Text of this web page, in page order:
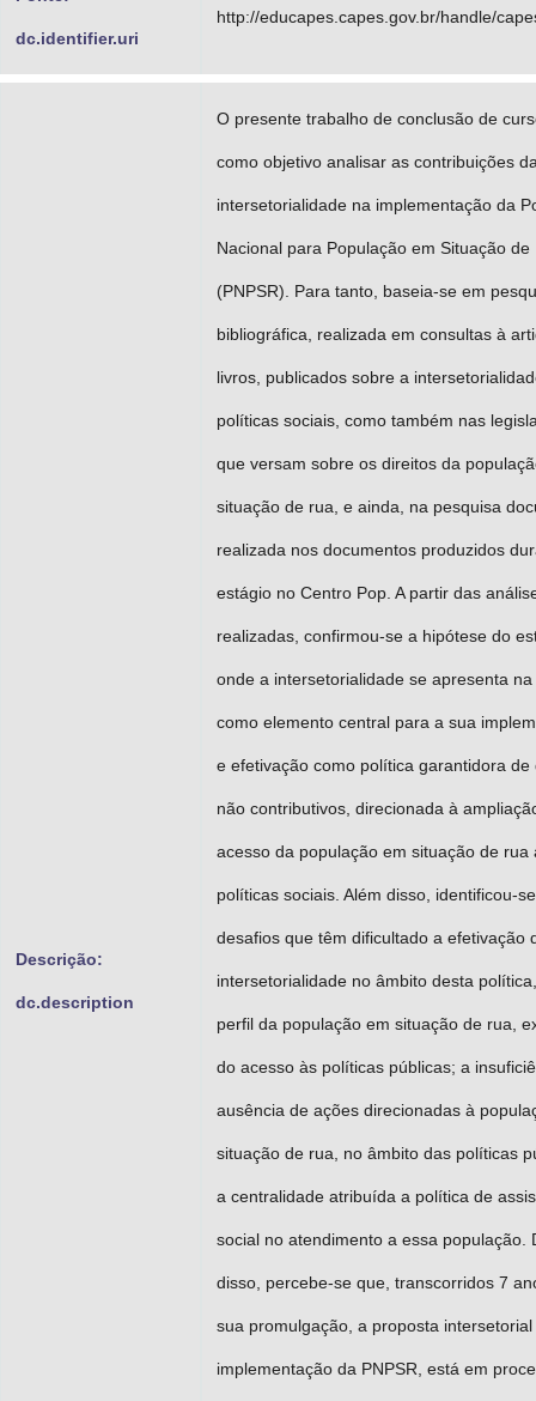
dc.identifier.uri
http://educapes.capes.gov.br/handle/
Descrição:
dc.description
O presente trabalho de conclusão de
como objetivo analisar as contribuições
intersetorialidade na implementação da
Nacional para População em Situação de
(PNPSR). Para tanto, baseia-se em
bibliográfica, realizada em consultas à
livros, publicados sobre a
políticas sociais, como também nas
que versam sobre os direitos da
situação de rua, e ainda, na pesquisa
realizada nos documentos produzidos
estágio no Centro Pop. A partir das
realizadas, confirmou-se a hipótese do
onde a intersetorialidade se apresenta na
como elemento central para a sua
e efetivação como política garantidora de
não contributivos, direcionada à
acesso da população em situação de rua
políticas sociais. Além disso, identificou-
desafios que têm dificultado a efetivação
intersetorialidade no âmbito desta
perfil da população em situação de rua,
do acesso às políticas públicas; a
ausência de ações direcionadas à
situação de rua, no âmbito das políticas
a centralidade atribuída a política de
social no atendimento a essa população.
disso, percebe-se que, transcorridos 7
sua promulgação, a proposta
implementação da PNPSR, está em